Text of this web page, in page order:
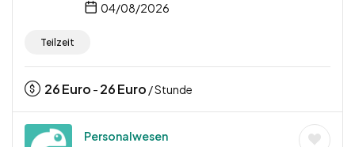
04/08/2026
Teilzeit
26Euro - 26Euro / Stunde
Personalwesen